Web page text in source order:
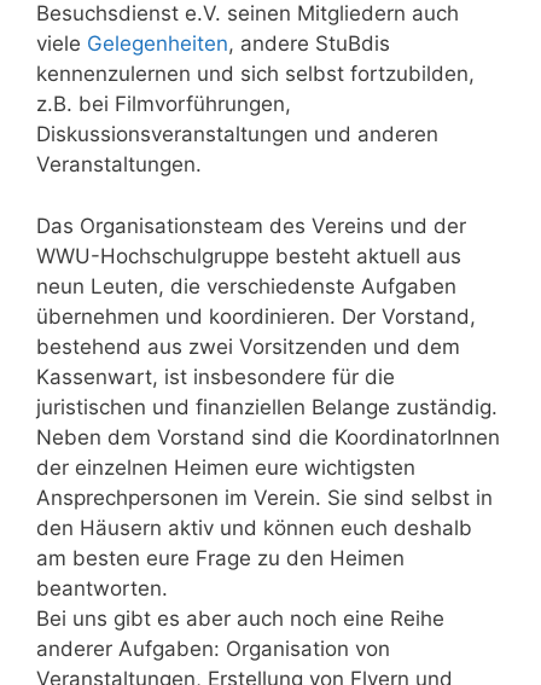
Besuchsdienst e.V. seinen Mitgliedern auch
viele Gelegenheiten, andere StuBdis
kennenzulernen und sich selbst fortzubilden,
z.B. bei Filmvorführungen,
Diskussionsveranstaltungen und anderen
Veranstaltungen.
Das Organisationsteam des Vereins und der
WWU-Hochschulgruppe besteht aktuell aus
neun Leuten, die verschiedenste Aufgaben
übernehmen und koordinieren. Der Vorstand,
bestehend aus zwei Vorsitzenden und dem
Kassenwart, ist insbesondere für die
juristischen und finanziellen Belange zuständig.
Neben dem Vorstand sind die KoordinatorInnen
der einzelnen Heimen eure wichtigsten
Ansprechpersonen im Verein. Sie sind selbst in
den Häusern aktiv und können euch deshalb
am besten eure Frage zu den Heimen
beantworten.
Bei uns gibt es aber auch noch eine Reihe
anderer Aufgaben: Organisation von
Veranstaltungen, Erstellung von Flyern und